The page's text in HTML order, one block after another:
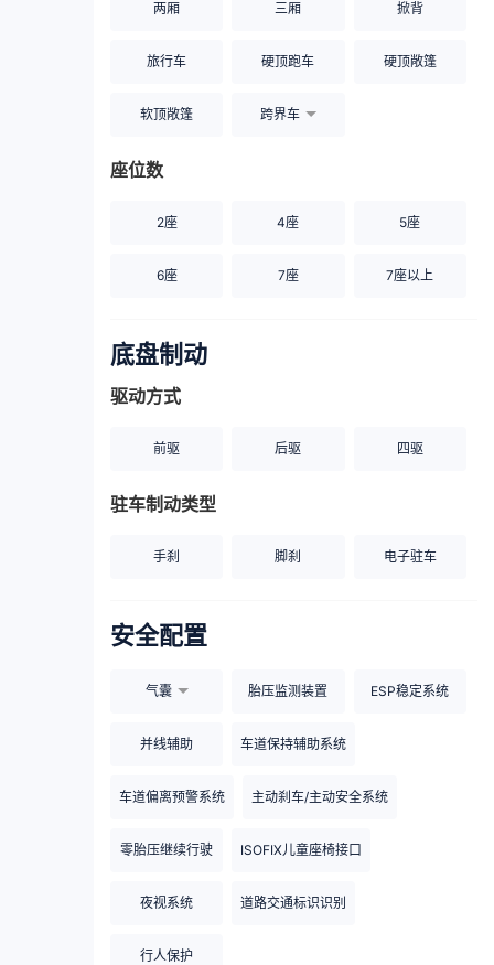
两厢 三厢 掀背
旅行车 硬顶跑车 硬顶敞篷
软顶敞篷 跨界车
座位数
2座 4座 5座
6座 7座 7座以上
底盘制动
驱动方式
前驱 后驱 四驱
驻车制动类型
手刹 脚刹 电子驻车
安全配置
气囊 胎压监测装置 ESP稳定系统
并线辅助 车道保持辅助系统
车道偏离预警系统 主动刹车/主动安全系统
零胎压继续行驶 ISOFIX儿童座椅接口
夜视系统 道路交通标识识别
行人保护